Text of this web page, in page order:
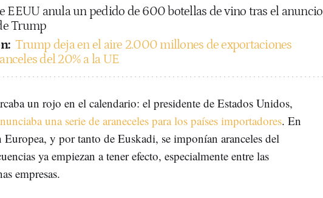
EEUU anula un pedido de 600 botellas de vino tras el anuncio
Trump
Trump deja en el aire 2.000 millones de exportaciones
del 20% a la UE
un rojo en el calendario: el presidente de Estados Unidos,
una serie de araneceles para los países importadores. En
Europea, y por tanto de Euskadi, se imponían aranceles del
ya empiezan a tener efecto, especialmente entre las
empresas.